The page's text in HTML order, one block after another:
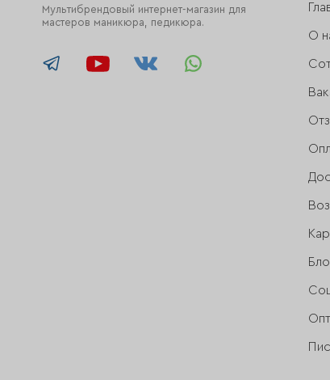
Мультибрендовый интернет-магазин для
мастеров маникюра, педикюра.
О